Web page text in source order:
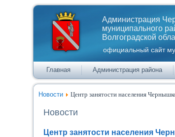
Администрация
муниципального
Волгоградской
официальный сайт
Главная Администрация района
Новости Центр занятости населения
Новости
Центр занятости населения